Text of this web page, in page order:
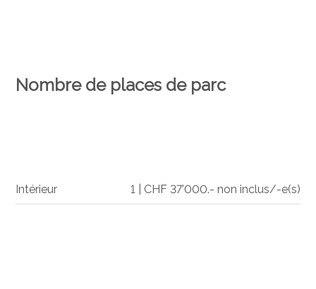
Nombre de places de parc
Intérieur 1 | CHF 37'000.- non inclus/-e(s)